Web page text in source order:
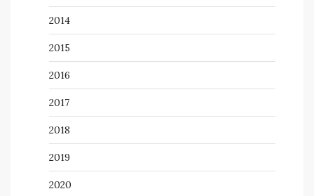
2014
2015
2016
2017
2018
2019
2020